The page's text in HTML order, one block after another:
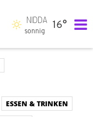
NIDDA
sonnig
16°
ESSEN & TRINKEN